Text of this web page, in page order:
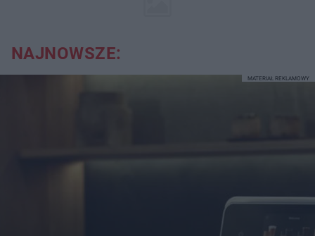
NAJNOWSZE:
MATERIAŁ REKLAMOWY